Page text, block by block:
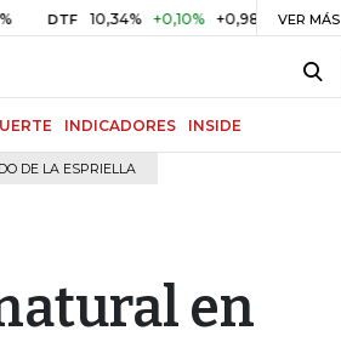
10,34% +0,10% +0,98% UVR $
VER MÁS
INDICADORES INSIDE
DE LA ESPRIELLA
en